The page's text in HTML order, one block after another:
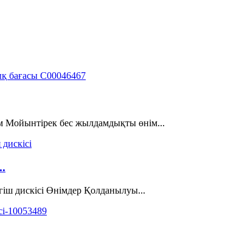
бес жылдамдықты өнім...
дискісі Өнімдер Қолданылуы...